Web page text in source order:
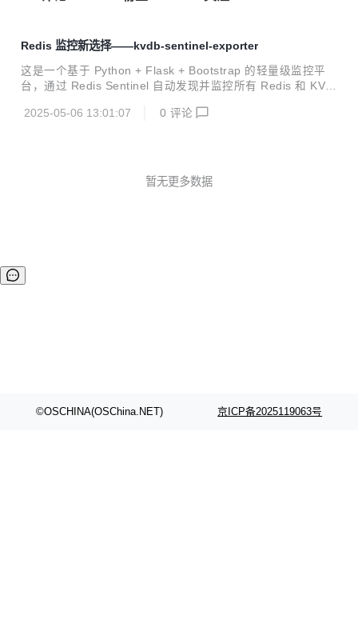
Redis 监控新选择——kvdb-sentinel-exporter
这是一个基于 Python + Flask + Bootstrap 的轻量级监控平
台，通过 Redis Sentinel 自动发现并监控所有 Redis 和 KVro
集成。相比传统的 redis-exporter/kvrocks-exporter，无需为
率，适用于中大型使用 Redis/KVrocks 的系统。 项...
2025-05-06 13:01:07 0 评论
暂无更多数据
©OSCHINA(OSChina.NET) 京ICP备2025119063号